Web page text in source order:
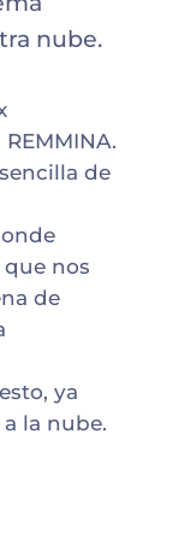
nube.
de
nos
de
ya
la nube.